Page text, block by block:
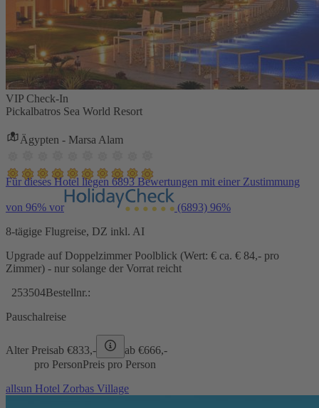
VIP Check-In
Pickalbatros Sea World Resort
Ägypten - Marsa Alam
Für dieses Hotel liegen 6893 Bewertungen mit einer Zustimmung
von 96% vor (6893) 96%
8-tägige Flugreise, DZ inkl. AI
Upgrade auf Doppelzimmer Poolblick (Wert: € ca. € 84,- pro
Zimmer) - nur solange der Vorrat reicht
253504Bestellnr.:
Pauschalreise
Alter Preisab €833,- ab €666,-
pro PersonPreis pro Person
allsun Hotel Zorbas Village